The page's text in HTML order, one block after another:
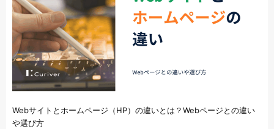
Webサイトとホームページ（HP）の違いとは？Webページとの違い
や選び方